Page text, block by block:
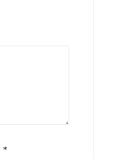
*